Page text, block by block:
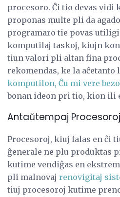
procesoro. Ĉi tio devas vidi
proponas multe pli da
programaro tie povas
komputilaj taskoj, kiujn
tiun valori pli altan fina
rekomendas, ke la aĉetanto
komputilon, Ĉu mi vere
bonan ideon pri tio, kion ili
Antaŭtempaj Procesoroj
Procesoroj, kiuj falas en ĉi
ĝenerale ne plu produktas
kutime vendiĝas en
pli malnovaj renovigitaj
tiuj procesoroj kutime